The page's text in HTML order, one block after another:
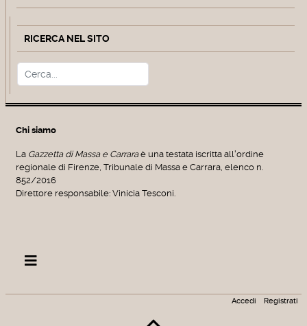
RICERCA NEL SITO
Cerca Type 2 or more characters for
Chi siamo
La Gazzetta di Massa e Carraraè una testata iscritta all'ordine
regionale di Firenze, Tribunale di Massa e Carrara, elenco n.
852/2016
Direttore responsabile: Vinicia Tesconi.
Accedi Registrati